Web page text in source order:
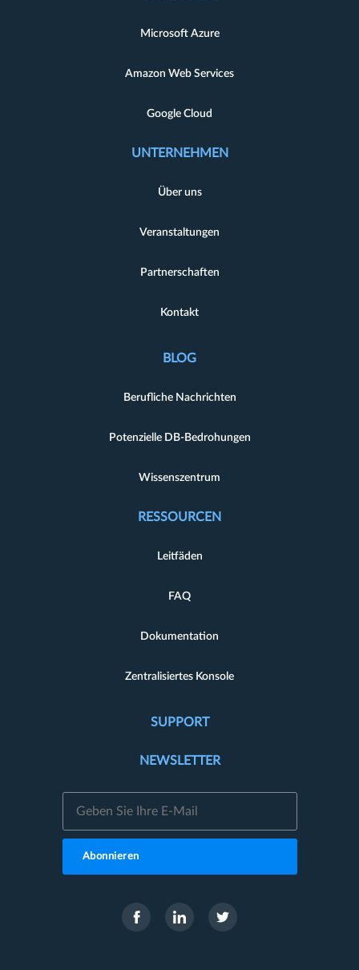
Microsoft Azure
Amazon Web Services
Google Cloud
UNTERNEHMEN
Über uns
Veranstaltungen
Partnerschaften
Kontakt
BLOG
Berufliche Nachrichten
Potenzielle DB-Bedrohungen
Wissenszentrum
RESSOURCEN
Leitfäden
FAQ
Dokumentation
Zentralisiertes Konsole
SUPPORT
NEWSLETTER
Abonnieren